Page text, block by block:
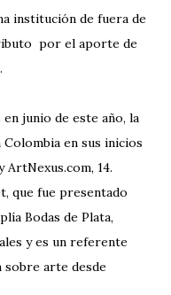
institución de fuera de
por el aporte de
junio de este año, la
en sus inicios
ArtNexus.com, 14.
que fue presentado
Bodas de Plata,
y es un referente
sobre arte desde